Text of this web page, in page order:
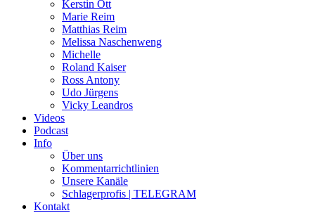
Kerstin Ott
Marie Reim
Matthias Reim
Melissa Naschenweng
Michelle
Roland Kaiser
Ross Antony
Udo Jürgens
Vicky Leandros
Videos
Podcast
Info
Über uns
Kommentarrichtlinien
Unsere Kanäle
Schlagerprofis | TELEGRAM
Kontakt